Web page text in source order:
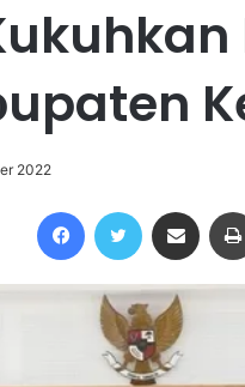
2022
FacebookTwitter Share via Email